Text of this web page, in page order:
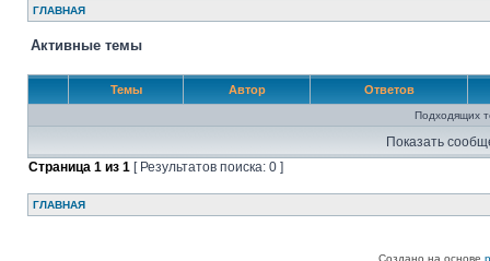
ГЛАВНАЯ
Активные темы
Темы Автор Ответов
Подходящих
Показать
Страница 1 из 1 [ Результатов поиска: 0 ]
ГЛАВНАЯ
Создано на основе